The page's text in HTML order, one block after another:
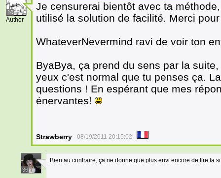
10
Author
Je censurerai bientôt avec ta
utilisé la solution de facilité. Merci
WhateverNevermind ravi de voir ton
ByaBya, ça prend du sens par la
yeux c'est normal que tu penses ça.
questions ! En espérant que mes
énervantes!
Strawberry 08/19/2011 20:15:02
36
Bien au contraire, ça ne donne que plus envi encore de lire la